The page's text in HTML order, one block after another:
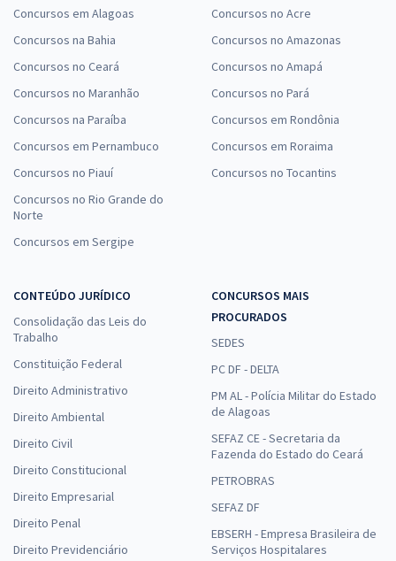
Concursos em Alagoas
Concursos na Bahia
Concursos no Ceará
Concursos no Maranhão
Concursos na Paraíba
Concursos em Pernambuco
Concursos no Piauí
Concursos no Rio Grande do
Norte
Concursos em Sergipe
Concursos no Acre
Concursos no Amazonas
Concursos no Amapá
Concursos no Pará
Concursos em Rondônia
Concursos em Roraima
Concursos no Tocantins
CONTEÚDO JURÍDICO
Consolidação das Leis do
Trabalho
Constituição Federal
Direito Administrativo
Direito Ambiental
Direito Civil
Direito Constitucional
Direito Empresarial
Direito Penal
Direito Previdenciário
CONCURSOS MAIS
PROCURADOS
SEDES
PC DF - DELTA
PM AL - Polícia Militar do Estado
de Alagoas
SEFAZ CE - Secretaria da
Fazenda do Estado do Ceará
PETROBRAS
SEFAZ DF
EBSERH - Empresa Brasileira de
Serviços Hospitalares